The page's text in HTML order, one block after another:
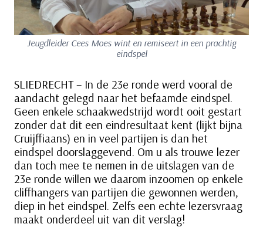
Jeugdleider Cees Moes wint en remiseert in een prachtig
eindspel
SLIEDRECHT – In de 23e ronde werd vooral de
aandacht gelegd naar het befaamde eindspel.
Geen enkele schaakwedstrijd wordt ooit gestart
zonder dat dit een eindresultaat kent (lijkt bijna
Cruijffiaans) en in veel partijen is dan het
eindspel doorslaggevend. Om u als trouwe lezer
dan toch mee te nemen in de uitslagen van de
23e ronde willen we daarom inzoomen op enkele
cliffhangers van partijen die gewonnen werden,
diep in het eindspel. Zelfs een echte lezersvraag
maakt onderdeel uit van dit verslag!